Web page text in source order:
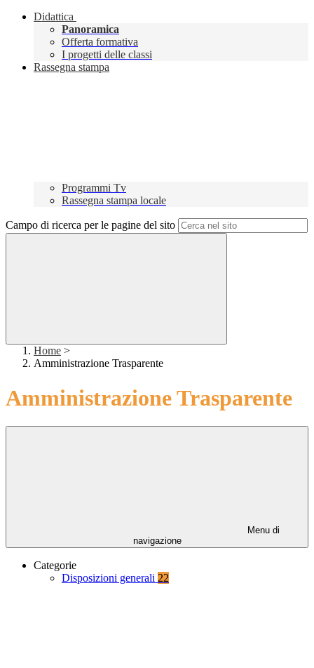
Didattica
Panoramica
Offerta formativa
I progetti delle classi
Rassegna stampa
Programmi Tv
Rassegna stampa locale
Campo di ricerca per le pagine del sito
Home >
Amministrazione Trasparente
Amministrazione Trasparente
Menu di
navigazione
Categorie
Disposizioni generali 22